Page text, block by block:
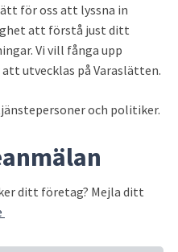
för oss att lyssna in
att förstå just ditt
Vi vill fånga upp
utvecklas på Varaslätten.
och politiker.
ditt företag? Mejla ditt